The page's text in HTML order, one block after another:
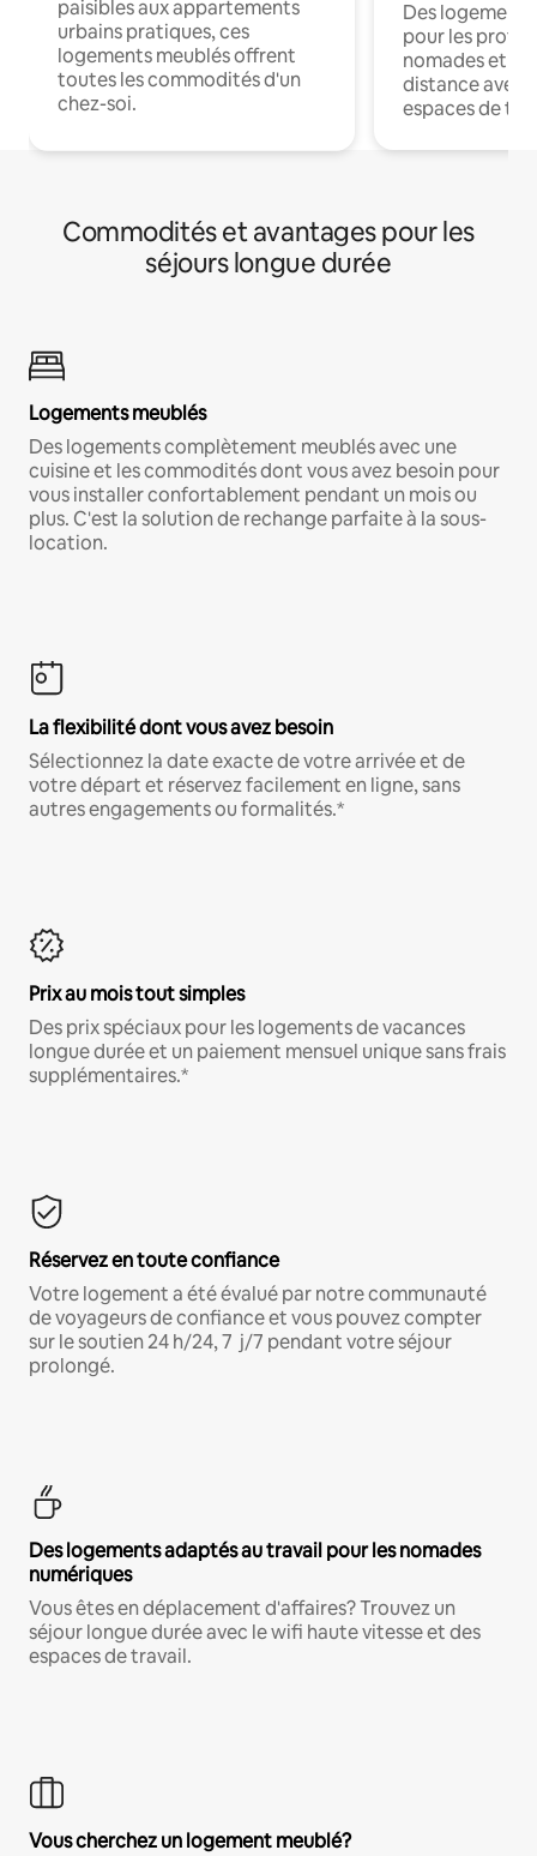
paisibles aux appartements
urbains pratiques, ces
logements meublés offrent
toutes les commodités d'un
chez-soi.
Des
pour les
nomades et
distance avec
espaces de
Commodités et avantages pour les
séjours longue durée
Logements meublés
Des logements complètement meublés avec une
cuisine et les commodités dont vous avez besoin pour
vous installer confortablement pendant un mois ou
plus. C'est la solution de rechange parfaite à la sous-
location.
La flexibilité dont vous avez besoin
Sélectionnez la date exacte de votre arrivée et de
votre départ et réservez facilement en ligne, sans
autres engagements ou formalités.*
Prix au mois tout simples
Des prix spéciaux pour les logements de vacances
longue durée et un paiement mensuel unique sans frais
supplémentaires.*
Réservez en toute confiance
Votre logement a été évalué par notre communauté
de voyageurs de confiance et vous pouvez compter
sur le soutien 24 h/24, 7 j/7 pendant votre séjour
prolongé.
Des logements adaptés au travail pour les nomades
numériques
Vous êtes en déplacement d'affaires? Trouvez un
séjour longue durée avec le wifi haute vitesse et des
espaces de travail.
Vous cherchez un logement meublé?